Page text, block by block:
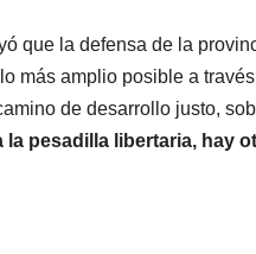
que la defensa de la
más amplio posible a
de desarrollo justo,
pesadilla libertaria, hay